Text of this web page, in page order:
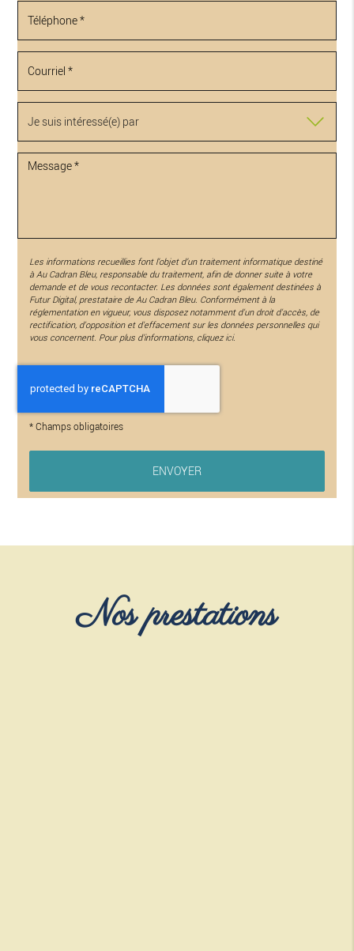
Les informations recueillies font l’objet d’un traitement informatique destiné
à Au Cadran Bleu, responsable du traitement, afin de donner suite à votre
demande et de vous recontacter. Les données sont également destinées à
Futur Digital, prestataire de Au Cadran Bleu. Conformément à la
réglementation en vigueur, vous disposez notamment d'un droit d'accès, de
rectification, d'opposition et d'effacement sur les données personnelles qui
vous concernent. Pour plus d’informations, cliquez ici.
*Champs obligatoires
Nos prestations